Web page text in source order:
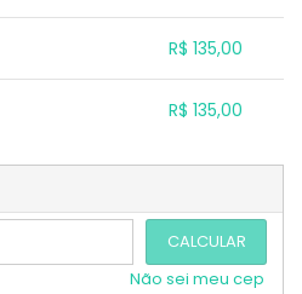
R$ 135,00
R$ 135,00
....
CALCULAR
Não sei meu cep